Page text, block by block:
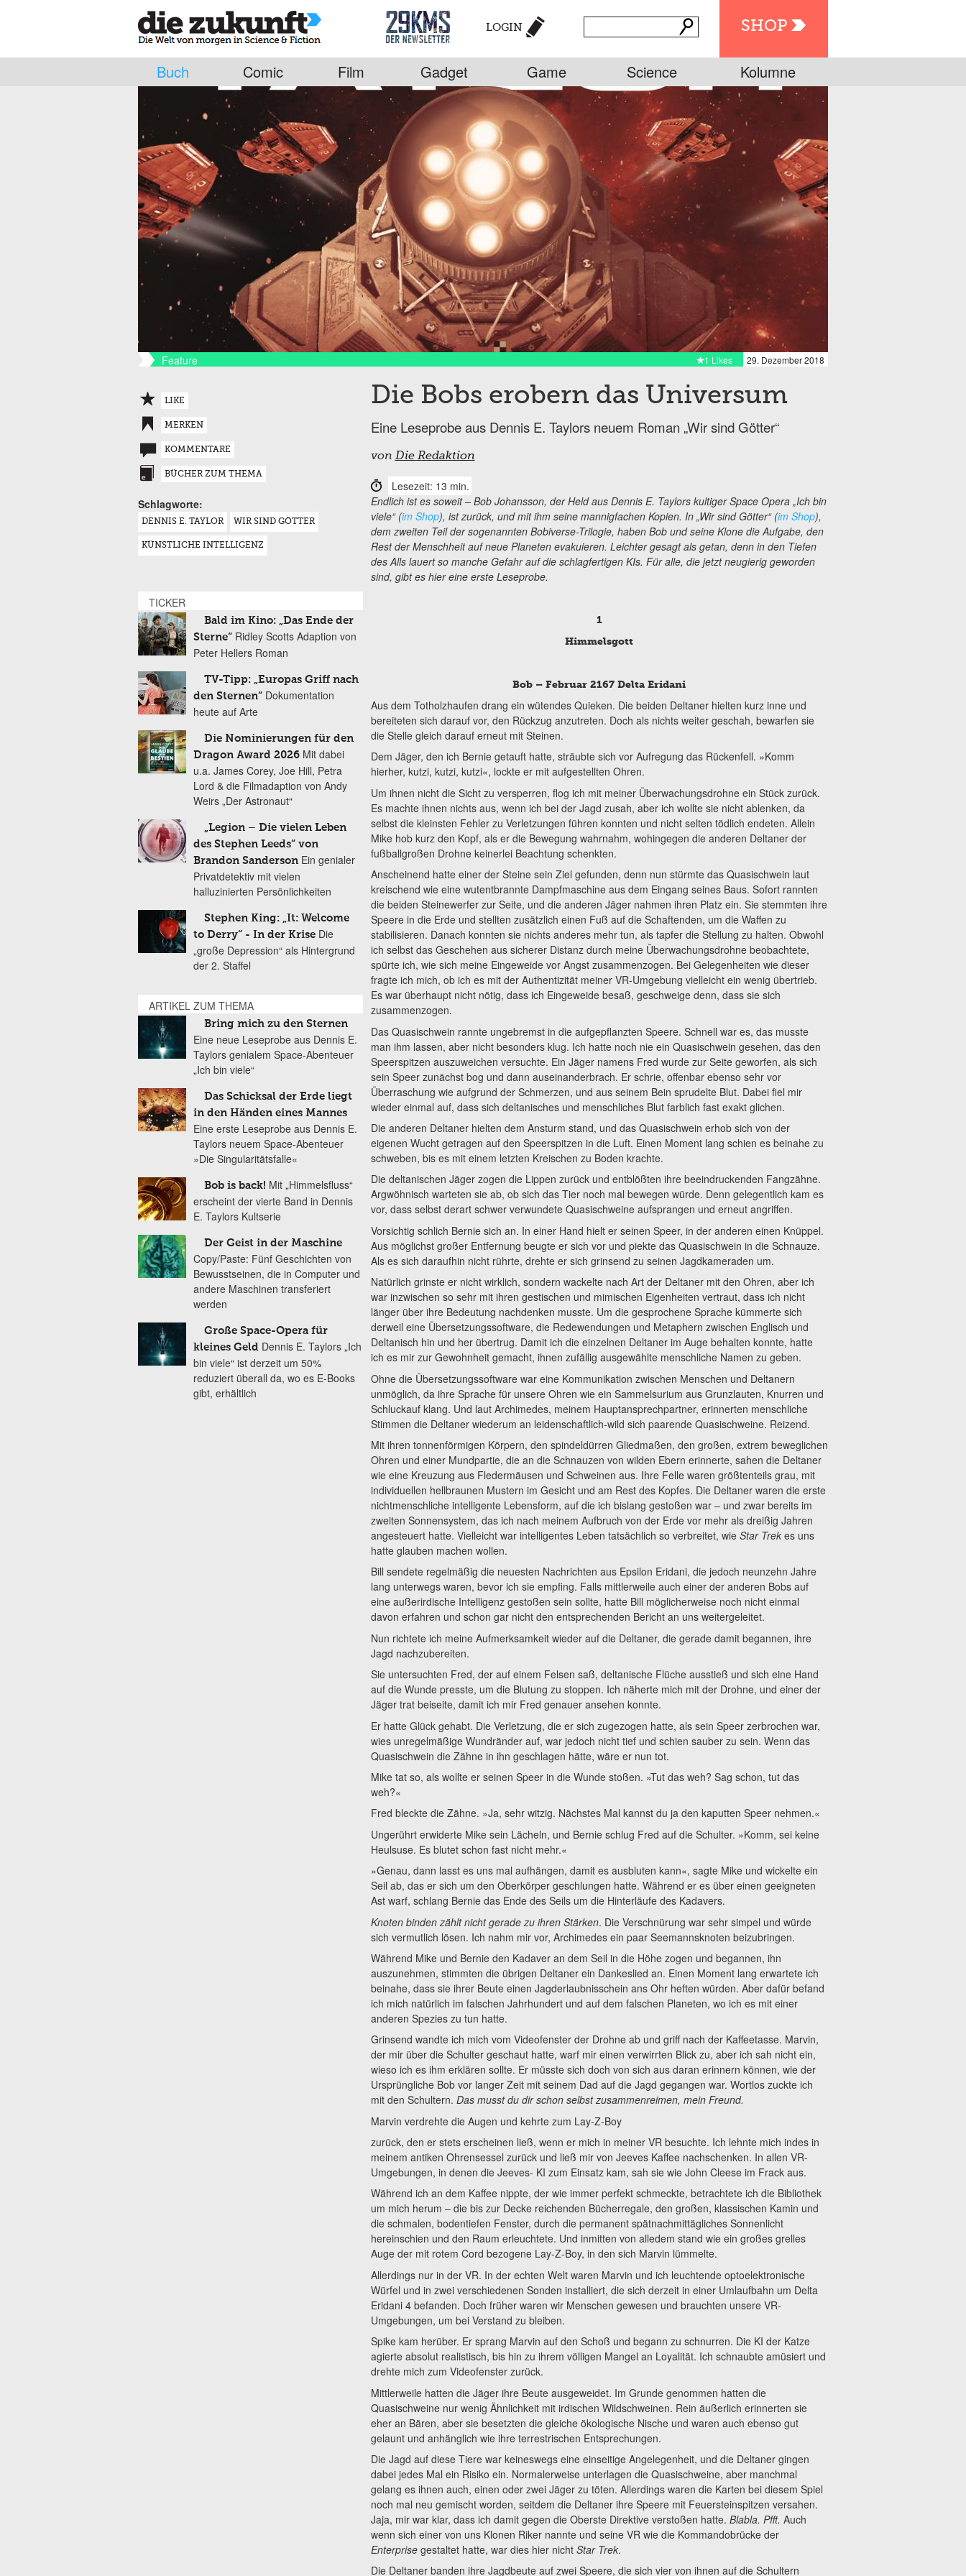
SHOP
LOGIN
Buch Comic Film Gadget Game Science Kolumne
Feature 29. Dezember 2018
1 Likes
Die Bobs erobern das Universum
Eine Leseprobe aus Dennis E. Taylors neuem Roman „Wir sind Götter“
von Die Redaktion
Lesezeit: 13 min.
Endlich ist es soweit – Bob Johansson, der Held aus Dennis E. Taylors kultiger Space Opera „Ich bin
viele“ (im Shop), ist zurück, und mit ihm seine mannigfachen Kopien. In „Wir sind Götter“ (im Shop),
dem zweiten Teil der sogenannten Bobiverse-Trilogie, haben Bob und seine Klone die Aufgabe, den
Rest der Menschheit auf neue Planeten evakuieren. Leichter gesagt als getan, denn in den Tiefen
des Alls lauert so manche Gefahr auf die schlagfertigen KIs. Für alle, die jetzt neugierig geworden
sind, gibt es hier eine erste Leseprobe.
1
Himmelsgott
Bob – Februar 2167 Delta Eridani
Aus dem Totholzhaufen drang ein wütendes Quieken. Die beiden Deltaner hielten kurz inne und
bereiteten sich darauf vor, den Rückzug anzutreten. Doch als nichts weiter geschah, bewarfen sie
die Stelle gleich darauf erneut mit Steinen.
Dem Jäger, den ich Bernie getauft hatte, sträubte sich vor Aufregung das Rückenfell. »Komm
hierher, kutzi, kutzi, kutzi«, lockte er mit aufgestellten Ohren.
Um ihnen nicht die Sicht zu versperren, flog ich mit meiner Überwachungsdrohne ein Stück zurück.
Es machte ihnen nichts aus, wenn ich bei der Jagd zusah, aber ich wollte sie nicht ablenken, da
selbst die kleinsten Fehler zu Verletzungen führen konnten und nicht selten tödlich endeten. Allein
Mike hob kurz den Kopf, als er die Bewegung wahrnahm, wohingegen die anderen Deltaner der
fußballgroßen Drohne keinerlei Beachtung schenkten.
Anscheinend hatte einer der Steine sein Ziel gefunden, denn nun stürmte das Quasischwein laut
kreischend wie eine wutentbrannte Dampfmaschine aus dem Eingang seines Baus. Sofort rannten
die beiden Steinewerfer zur Seite, und die anderen Jäger nahmen ihren Platz ein. Sie stemmten ihre
Speere in die Erde und stellten zusätzlich einen Fuß auf die Schaftenden, um die Waffen zu
stabilisieren. Danach konnten sie nichts anderes mehr tun, als tapfer die Stellung zu halten. Obwohl
ich selbst das Geschehen aus sicherer Distanz durch meine Überwachungsdrohne beobachtete,
spürte ich, wie sich meine Eingeweide vor Angst zusammenzogen. Bei Gelegenheiten wie dieser
fragte ich mich, ob ich es mit der Authentizität meiner VR-Umgebung vielleicht ein wenig übertrieb.
Es war überhaupt nicht nötig, dass ich Eingeweide besaß, geschweige denn, dass sie sich
zusammenzogen.
Das Quasischwein rannte ungebremst in die aufgepflanzten Speere. Schnell war es, das musste
man ihm lassen, aber nicht besonders klug. Ich hatte noch nie ein Quasischwein gesehen, das den
Speerspitzen auszuweichen versuchte. Ein Jäger namens Fred wurde zur Seite geworfen, als sich
sein Speer zunächst bog und dann auseinanderbrach. Er schrie, offenbar ebenso sehr vor
Überraschung wie aufgrund der Schmerzen, und aus seinem Bein sprudelte Blut. Dabei fiel mir
wieder einmal auf, dass sich deltanisches und menschliches Blut farblich fast exakt glichen.
Die anderen Deltaner hielten dem Ansturm stand, und das Quasischwein erhob sich von der
eigenen Wucht getragen auf den Speerspitzen in die Luft. Einen Moment lang schien es beinahe zu
schweben, bis es mit einem letzten Kreischen zu Boden krachte.
Die deltanischen Jäger zogen die Lippen zurück und entblößten ihre beeindruckenden Fangzähne.
Argwöhnisch warteten sie ab, ob sich das Tier noch mal bewegen würde. Denn gelegentlich kam es
vor, dass selbst derart schwer verwundete Quasischweine aufsprangen und erneut angriffen.
Vorsichtig schlich Bernie sich an. In einer Hand hielt er seinen Speer, in der anderen einen Knüppel.
Aus möglichst großer Entfernung beugte er sich vor und piekte das Quasischwein in die Schnauze.
Als es sich daraufhin nicht rührte, drehte er sich grinsend zu seinen Jagdkameraden um.
Natürlich grinste er nicht wirklich, sondern wackelte nach Art der Deltaner mit den Ohren, aber ich
war inzwischen so sehr mit ihren gestischen und mimischen Eigenheiten vertraut, dass ich nicht
länger über ihre Bedeutung nachdenken musste. Um die gesprochene Sprache kümmerte sich
derweil eine Übersetzungssoftware, die Redewendungen und Metaphern zwischen Englisch und
Deltanisch hin und her übertrug. Damit ich die einzelnen Deltaner im Auge behalten konnte, hatte
ich es mir zur Gewohnheit gemacht, ihnen zufällig ausgewählte menschliche Namen zu geben.
Ohne die Übersetzungssoftware war eine Kommunikation zwischen Menschen und Deltanern
unmöglich, da ihre Sprache für unsere Ohren wie ein Sammelsurium aus Grunzlauten, Knurren und
Schluckauf klang. Und laut Archimedes, meinem Hauptansprechpartner, erinnerten menschliche
Stimmen die Deltaner wiederum an leidenschaftlich-wild sich paarende Quasischweine. Reizend.
Mit ihren tonnenförmigen Körpern, den spindeldürren Gliedmaßen, den großen, extrem beweglichen
Ohren und einer Mundpartie, die an die Schnauzen von wilden Ebern erinnerte, sahen die Deltaner
wie eine Kreuzung aus Fledermäusen und Schweinen aus. Ihre Felle waren größtenteils grau, mit
individuellen hellbraunen Mustern im Gesicht und am Rest des Kopfes. Die Deltaner waren die erste
nichtmenschliche intelligente Lebensform, auf die ich bislang gestoßen war – und zwar bereits im
zweiten Sonnensystem, das ich nach meinem Aufbruch von der Erde vor mehr als dreißig Jahren
angesteuert hatte. Vielleicht war intelligentes Leben tatsächlich so verbreitet, wie Star Trekes uns
hatte glauben machen wollen.
Bill sendete regelmäßig die neuesten Nachrichten aus Epsilon Eridani, die jedoch neunzehn Jahre
lang unterwegs waren, bevor ich sie empfing. Falls mittlerweile auch einer der anderen Bobs auf
eine außerirdische Intelligenz gestoßen sein sollte, hatte Bill möglicherweise noch nicht einmal
davon erfahren und schon gar nicht den entsprechenden Bericht an uns weitergeleitet.
Nun richtete ich meine Aufmerksamkeit wieder auf die Deltaner, die gerade damit begannen, ihre
Jagd nachzubereiten.
Sie untersuchten Fred, der auf einem Felsen saß, deltanische Flüche ausstieß und sich eine Hand
auf die Wunde presste, um die Blutung zu stoppen. Ich näherte mich mit der Drohne, und einer der
Jäger trat beiseite, damit ich mir Fred genauer ansehen konnte.
Er hatte Glück gehabt. Die Verletzung, die er sich zugezogen hatte, als sein Speer zerbrochen war,
wies unregelmäßige Wundränder auf, war jedoch nicht tief und schien sauber zu sein. Wenn das
Quasischwein die Zähne in ihn geschlagen hätte, wäre er nun tot.
Mike tat so, als wollte er seinen Speer in die Wunde stoßen. »Tut das weh? Sag schon, tut das
weh?«
Fred bleckte die Zähne. »Ja, sehr witzig. Nächstes Mal kannst du ja den kaputten Speer nehmen.«
Ungerührt erwiderte Mike sein Lächeln, und Bernie schlug Fred auf die Schulter. »Komm, sei keine
Heulsuse. Es blutet schon fast nicht mehr.«
»Genau, dann lasst es uns mal aufhängen, damit es ausbluten kann«, sagte Mike und wickelte ein
Seil ab, das er sich um den Oberkörper geschlungen hatte. Während er es über einen geeigneten
Ast warf, schlang Bernie das Ende des Seils um die Hinterläufe des Kadavers.
Knoten binden zählt nicht gerade zu ihren Stärken. Die Verschnürung war sehr simpel und würde
sich vermutlich lösen. Ich nahm mir vor, Archimedes ein paar Seemannsknoten beizubringen.
Während Mike und Bernie den Kadaver an dem Seil in die Höhe zogen und begannen, ihn
auszunehmen, stimmten die übrigen Deltaner ein Dankeslied an. Einen Moment lang erwartete ich
beinahe, dass sie ihrer Beute einen Jagderlaubnisschein ans Ohr heften würden. Aber dafür befand
ich mich natürlich im falschen Jahrhundert und auf dem falschen Planeten, wo ich es mit einer
anderen Spezies zu tun hatte.
Grinsend wandte ich mich vom Videofenster der Drohne ab und griff nach der Kaffeetasse. Marvin,
der mir über die Schulter geschaut hatte, warf mir einen verwirrten Blick zu, aber ich sah nicht ein,
wieso ich es ihm erklären sollte. Er müsste sich doch von sich aus daran erinnern können, wie der
Ursprüngliche Bob vor langer Zeit mit seinem Dad auf die Jagd gegangen war. Wortlos zuckte ich
mit den Schultern. Das musst du dir schon selbst zusammenreimen, mein Freund.
Marvin verdrehte die Augen und kehrte zum Lay-Z-Boy
zurück, den er stets erscheinen ließ, wenn er mich in meiner VR besuchte. Ich lehnte mich indes in
meinem antiken Ohrensessel zurück und ließ mir von Jeeves Kaffee nachschenken. In allen VR-
Umgebungen, in denen die Jeeves- KI zum Einsatz kam, sah sie wie John Cleese im Frack aus.
Während ich an dem Kaffee nippte, der wie immer perfekt schmeckte, betrachtete ich die Bibliothek
um mich herum – die bis zur Decke reichenden Bücherregale, den großen, klassischen Kamin und
die schmalen, bodentiefen Fenster, durch die permanent spätnachmittägliches Sonnenlicht
hereinschien und den Raum erleuchtete. Und inmitten von alledem stand wie ein großes grelles
Auge der mit rotem Cord bezogene Lay-Z-Boy, in den sich Marvin lümmelte.
Allerdings nur in der VR. In der echten Welt waren Marvin und ich leuchtende optoelektronische
Würfel und in zwei verschiedenen Sonden installiert, die sich derzeit in einer Umlaufbahn um Delta
Eridani 4 befanden. Doch früher waren wir Menschen gewesen und brauchten unsere VR-
Umgebungen, um bei Verstand zu bleiben.
Spike kam herüber. Er sprang Marvin auf den Schoß und begann zu schnurren. Die KI der Katze
agierte absolut realistisch, bis hin zu ihrem völligen Mangel an Loyalität. Ich schnaubte amüsiert und
drehte mich zum Videofenster zurück.
Mittlerweile hatten die Jäger ihre Beute ausgeweidet. Im Grunde genommen hatten die
Quasischweine nur wenig Ähnlichkeit mit irdischen Wildschweinen. Rein äußerlich erinnerten sie
eher an Bären, aber sie besetzten die gleiche ökologische Nische und waren auch ebenso gut
gelaunt und anhänglich wie ihre terrestrischen Entsprechungen.
Die Jagd auf diese Tiere war keineswegs eine einseitige Angelegenheit, und die Deltaner gingen
dabei jedes Mal ein Risiko ein. Normalerweise unterlagen die Quasischweine, aber manchmal
gelang es ihnen auch, einen oder zwei Jäger zu töten. Allerdings waren die Karten bei diesem Spiel
noch mal neu gemischt worden, seitdem die Deltaner ihre Speere mit Feuersteinspitzen versahen.
Jaja, mir war klar, dass ich damit gegen die Oberste Direktive verstoßen hatte. Blabla. Pfft. Auch
wenn sich einer von uns Klonen Riker nannte und seine VR wie die Kommandobrücke der
Enterprisegestaltet hatte, war dies hier nicht Star Trek.
Die Deltaner banden ihre Jagdbeute auf zwei Speere, die sich vier von ihnen auf die Schultern
LIKE
MERKEN
KOMMENTARE
BÜCHER ZUM THEMA
Schlagworte:
DENNIS E. TAYLOR WIR SIND GÖTTER
KÜNSTLICHE INTELLIGENZ
TICKER
Bald im Kino: „Das Ende der
Sterne“ Ridley Scotts Adaption von
Peter Hellers Roman
TV-Tipp: „Europas Griff nach
den Sternen“ Dokumentation
heute auf Arte
Die Nominierungen für den
Dragon Award 2026 Mit dabei
u.a. James Corey, Joe Hill, Petra
Lord & die Filmadaption von Andy
Weirs „Der Astronaut“
„Legion – Die vielen Leben
des Stephen Leeds“ von
Brandon Sanderson Ein genialer
Privatdetektiv mit vielen
halluzinierten Persönlichkeiten
Stephen King: „It: Welcome
to Derry“ - In der Krise Die
„große Depression“ als Hintergrund
der 2. Staffel
ARTIKEL ZUM THEMA
Bring mich zu den Sternen
Eine neue Leseprobe aus Dennis E.
Taylors genialem Space-Abenteuer
„Ich bin viele“
Das Schicksal der Erde liegt
in den Händen eines Mannes
Eine erste Leseprobe aus Dennis E.
Taylors neuem Space-Abenteuer
»Die Singularitätsfalle«
Bob is back! Mit „Himmelsfluss“
erscheint der vierte Band in Dennis
E. Taylors Kultserie
Der Geist in der Maschine
Copy/Paste: Fünf Geschichten von
Bewusstseinen, die in Computer und
andere Maschinen transferiert
werden
Große Space-Opera für
kleines Geld Dennis E. Taylors „Ich
bin viele“ ist derzeit um 50%
reduziert überall da, wo es E-Books
gibt, erhältlich